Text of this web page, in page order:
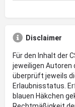
Disclaimer
Für den Inhalt der
jeweiligen Autoren
überprüft jeweils
Erlaubnisstatus.
blauen Häkchen